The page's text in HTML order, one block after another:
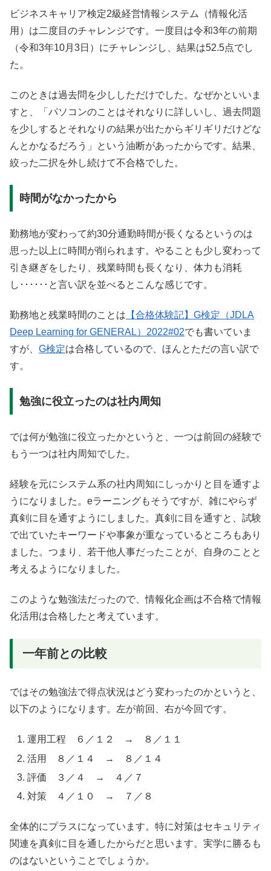
ビジネスキャリア検定2級経営情報システム（情報化活
用）は二度目のチャレンジです。一度目は令和3年の前期
（令和3年10月3日）にチャレンジし、結果は52.5点でし
た。
このときは過去問を少ししただけでした。なぜかといいま
すと、「パソコンのことはそれなりに詳しいし、過去問題
を少しするとそれなりの結果が出たからギリギリだけどな
んとかなるだろう」という油断があったからです。結果、
絞った二択を外し続けて不合格でした。
時間がなかったから
勤務地が変わって約30分通勤時間が長くなるというのは
思った以上に時間が削られます。やることも少し変わって
引き継ぎをしたり、残業時間も長くなり、体力も消耗
し･･････と言い訳を並べるとこんな感じです。
勤務地と残業時間のことは 【合格体験記】G検定（JDLA
Deep Learning for GENERAL）2022#02でも書いていま
すが、 G検定は合格しているので、ほんとただの言い訳で
す。
勉強に役立ったのは社内周知
では何が勉強に役立ったかというと、一つは前回の経験で
もう一つは社内周知でした。
経験を元にシステム系の社内周知にしっかりと目を通すよ
うになりました。eラーニングもそうですが、雑にやらず
真剣に目を通すようにしました。真剣に目を通すと、試験
で出ていたキーワードや事象が重なっているところもあり
ました。つまり、若干他人事だったことが、自身のことと
考えるようになりました。
このような勉強法だったので、情報化企画は不合格で情報
化活用は合格したと考えています。
一年前との比較
ではその勉強法で得点状況はどう変わったのかというと、
以下のようになります。左が前回、右が今回です。
運用工程 ６／１２ → ８／１１
活用 ８／１４ → ８／１４
評価 ３／４ → ４／７
対策 ４／１０ → ７／８
全体的にプラスになっています。特に対策はセキュリティ
関連を真剣に目を通したからだと思います。実学に勝るも
のはないということでしょうか。